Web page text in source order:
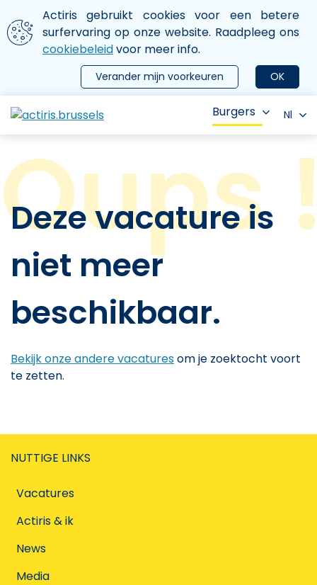
Aller au contenu principal
We gebruiken cookies
Actiris gebruikt cookies voor een betere
surfervaring op onze website. Raadpleeg ons
cookiebeleidvoor meer info.
OK
Verander mijn voorkeuren
le menu
Burgers Nl
Deze vacature is
niet meer
beschikbaar.
Bekijk onze andere vacaturesom je zoektocht voort
te zetten.
NUTTIGE LINKS
Vacatures
Actiris & ik
News
Media